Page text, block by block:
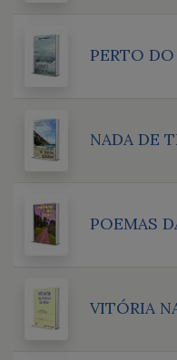
PERTO
NADA DE
POEMAS
VITÓRIA